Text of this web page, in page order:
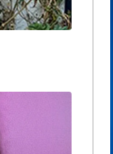
หัวใจคือ